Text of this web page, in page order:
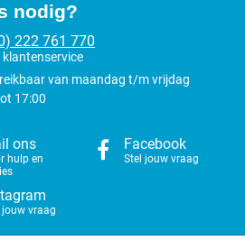
nodig?
222 761 770
van maandag t/m vrijdag
17:00
ons
hulp en
Facebook
Stel jouw vraag
jouw vraag